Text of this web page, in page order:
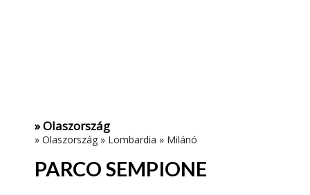
» Olaszország
» Olaszország » Lombardia » Milánó
PARCO SEMPIONE